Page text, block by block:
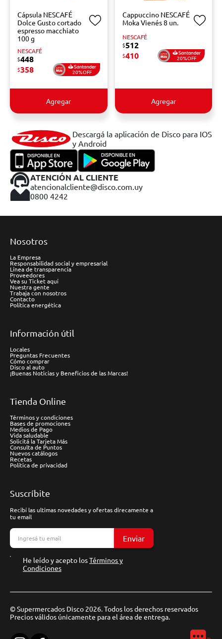
Cápsula NESCAFÉ
Dolce Gusto cortado
espresso macchiato
100 g
NESCAFÉ
$448
$358 20%OFF
Agregar
Cappuccino NESCAFÉ
Moka Vienés 8 un.
NESCAFÉ
$512
$410 20%OFF
Agregar
Descargá la aplicación de Disco para IOS
y Android
ATENCIÓN AL CLIENTE
atencionalcliente@disco.com.uy
0800 4242
Nosotros
La Empresa
Responsabilidad social y empresarial
Línea de transparencia
Proveedores
Vea su Ticket aquí
Nuestra gente
Trabaja con nosotros
Contacto
Política energética
Información útil
Locales
Preguntas Frecuentes
Cómo comprar
Disco al auto
¡Buenas Noticias y Beneficios de las Marcas!
Tienda Online
Términos y condiciones
Bases de promociones
Medios de Pago
Vida saludable
Solicitá la Tarjeta Más
Consulta de Puntos
Nuevos catálogos
Recetas
Política de privacidad
Suscríbite
Recibí las ultimas novedades y ofertas direcamente a
tu email
Enviar
He leído y acepto losTérminos y
Condiciones
© Supermercados Disco 2026. Todos los derechos reservados
Precios válidos únicamente para el área de entrega.